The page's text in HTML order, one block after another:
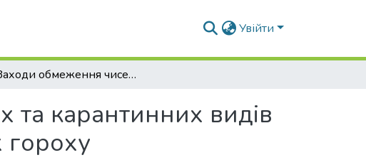
Увійти
Заходи обмеження чисельності домінантних та карантинних видів комах-фітофагів з ряду Coleotera на посівах гороху
та карантинних видів
гороху